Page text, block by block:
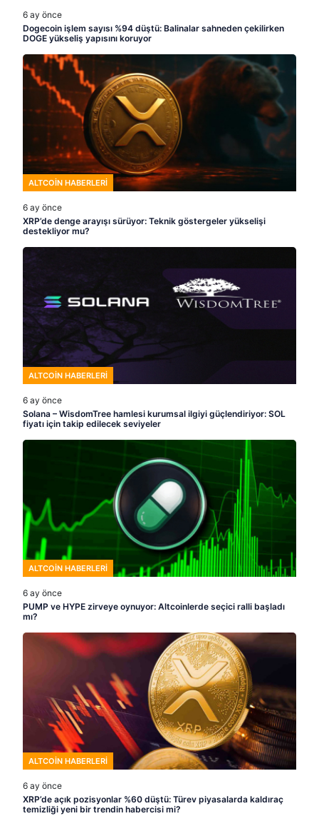
6 ay önce
Dogecoin işlem sayısı %94 düştü: Balinalar sahneden çekilirken
DOGE yükseliş yapısını koruyor
ALTCOIN HABERLERI
6 ay önce
XRP’de denge arayışı sürüyor: Teknik göstergeler yükselişi
destekliyor mu?
ALTCOIN HABERLERI
6 ay önce
Solana – WisdomTree hamlesi kurumsal ilgiyi güçlendiriyor: SOL
fiyatı için takip edilecek seviyeler
ALTCOIN HABERLERI
6 ay önce
PUMP ve HYPE zirveye oynuyor: Altcoinlerde seçici ralli başladı
mı?
ALTCOIN HABERLERI
6 ay önce
XRP’de açık pozisyonlar %60 düştü: Türev piyasalarda kaldıraç
temizliği yeni bir trendin habercisi mi?